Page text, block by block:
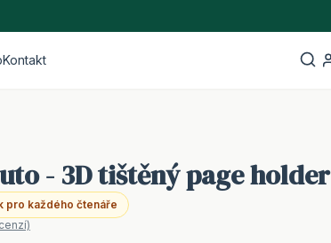
Kontakt
- 3D tištěný page holder
pro každého čtenáře